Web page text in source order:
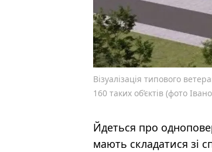
Візуалізація типового
160 таких об’єктів (фото
Йдеться про
мають складатися зі